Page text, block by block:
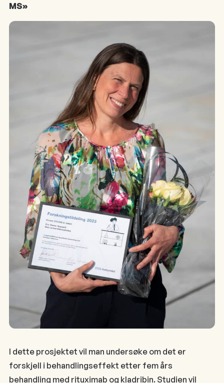
MS»
I dette prosjektet vil man undersøke om det er
forskjell i behandlingseffekt etter fem års
behandling med rituximab og kladribin. Studien vil